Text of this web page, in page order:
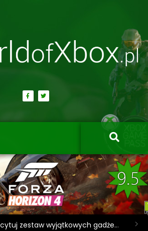
Gramy z WOŚP! Wylicytuj zestaw wyjątkowych gadżetów.